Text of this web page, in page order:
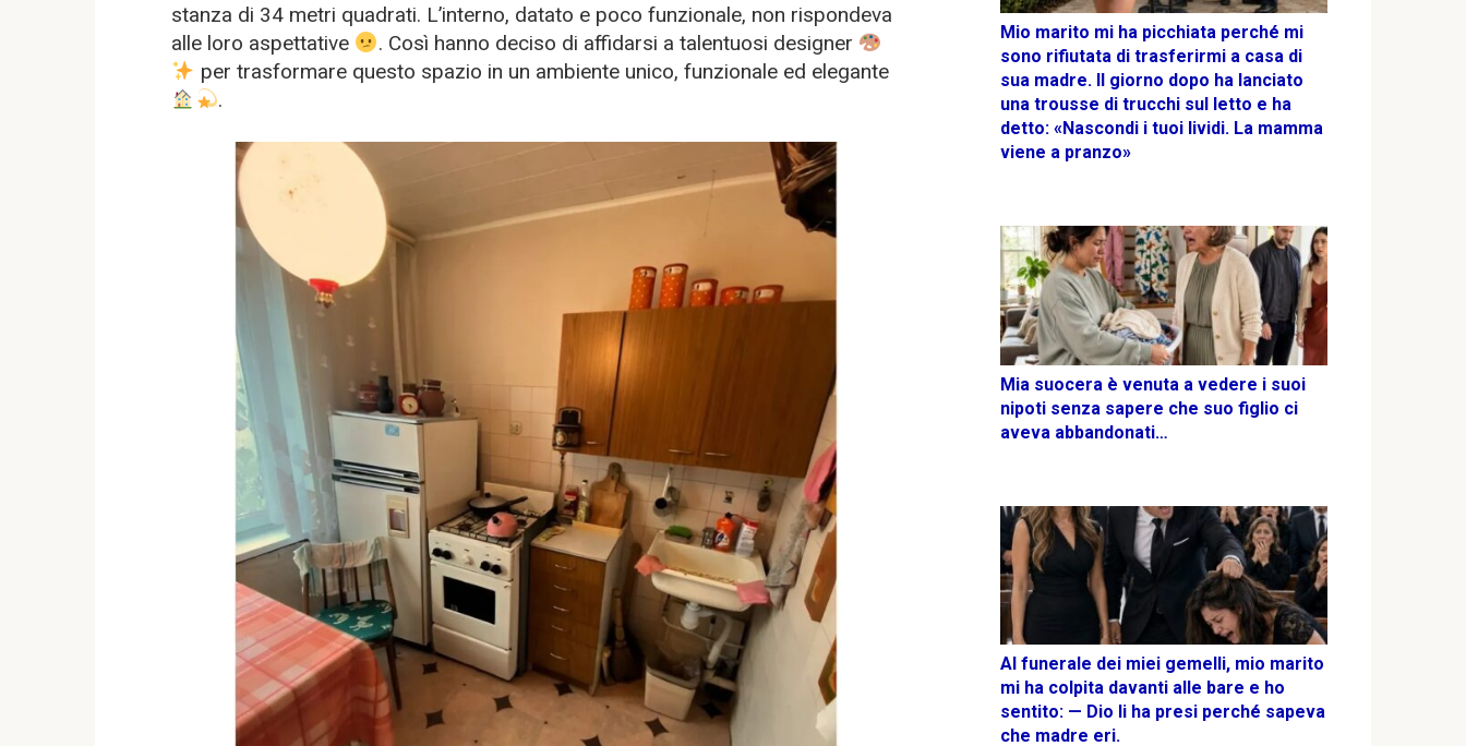
stanza di 34 metri quadrati. L’interno, datato e poco funzionale, non rispondeva
alle loro aspettative
. Così hanno deciso di affidarsi a talentuosi designer
per trasformare questo spazio in un ambiente unico, funzionale ed elegante
.
Mio marito mi ha picchiata perché mi
sono rifiutata di trasferirmi a casa di
sua madre. Il giorno dopo ha lanciato
una trousse di trucchi sul letto e ha
detto: «Nascondi i tuoi lividi. La mamma
viene a pranzo»
Mia suocera è venuta a vedere i suoi
nipoti senza sapere che suo figlio ci
aveva abbandonati…
Al funerale dei miei gemelli, mio marito
mi ha colpita davanti alle bare e ho
sentito: — Dio li ha presi perché sapeva
che madre eri.